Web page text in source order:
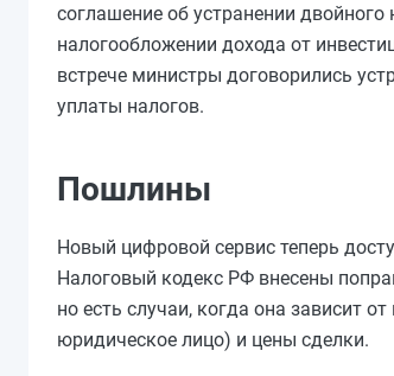
соглашение об устранении
налогообложении дохода от
встрече министры договорились
уплаты налогов.
Пошлины
Новый цифровой сервис теперь
Налоговый кодекс РФ внесены
но есть случаи, когда она зависит
юридическое лицо) и цены сделки.